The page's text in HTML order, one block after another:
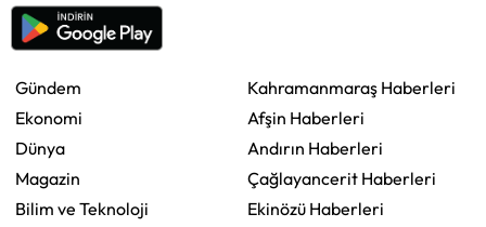
Gündem
Ekonomi
Dünya
Magazin
Bilim ve Teknoloji
Kahramanmaraş Haberleri
Afşin Haberleri
Andırın Haberleri
Çağlayancerit Haberleri
Ekinözü Haberleri